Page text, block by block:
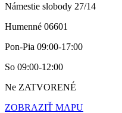
Námestie slobody 27/14
Humenné 06601
Pon-Pia 09:00-17:00
So 09:00-12:00
Ne ZATVORENÉ
ZOBRAZIŤ MAPU